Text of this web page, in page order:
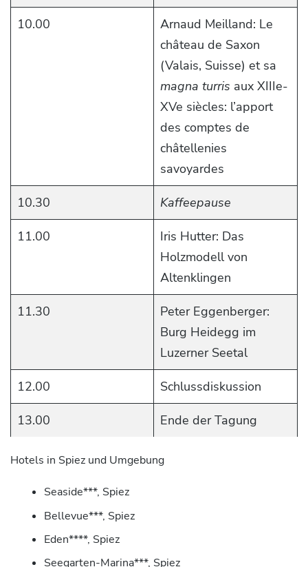
10.00
Arnaud Meilland: Le
château de Saxon
(Valais, Suisse) et sa
magna turris aux XIIIe-
XVe siècles: l’apport
des comptes de
châtellenies
savoyardes
10.30 Kaffeepause
11.00
Iris Hutter: Das
Holzmodell von
Altenklingen
11.30
Peter Eggenberger:
Burg Heidegg im
Luzerner Seetal
12.00 Schlussdiskussion
13.00 Ende der Tagung
Hotels in Spiez und Umgebung
Seaside***, Spiez
Bellevue***, Spiez
Eden****, Spiez
Seegarten-Marina***, Spiez